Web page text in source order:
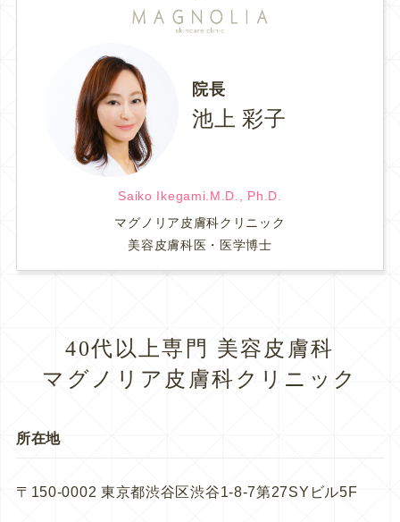
院長
池上 彩子
Saiko Ikegami.M.D., Ph.D.
マグノリア皮膚科クリニック
美容皮膚科医・医学博士
40代以上専門 美容皮膚科
マグノリア皮膚科クリニック
所在地
〒150-0002 東京都渋谷区渋谷1-8-7第27SYビル5F